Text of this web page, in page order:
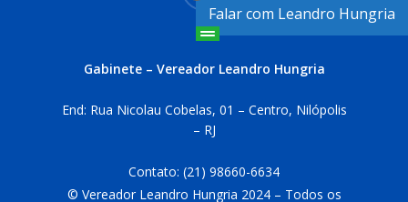
Gabinete – Vereador Leandro Hungria
End: Rua Nicolau Cobelas, 01 – Centro, Nilópolis
– RJ
Contato: (21) 98660-6634
© Vereador Leandro Hungria 2024 – Todos os
Falar com Leandro Hungria